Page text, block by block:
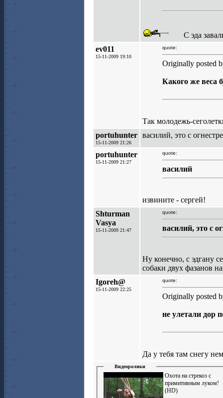
С эда
ev011
15-11-2009 19:10
quote:
Originally posted
Какого же веса
Так молодежь-
portuhunter
15-11-2009 21:26
василий, это с
portuhunter
15-11-2009 21:27
quote:
василий
извините - сергей!
Shturman
Vasya
15-11-2009 21:47
quote:
василий, это с
Ну конечно, с эдгану
собаки двух фазанов
Igoreh@
15-11-2009 22:25
quote:
Originally posted
не улетали дор
Да у тебя там снегу
Видеоролики
Охота на стрекоз с
примитивным луком!
(HD)